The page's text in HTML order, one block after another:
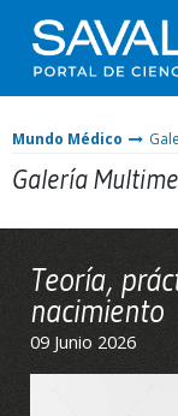
Mundo Médico
Galería
Teoría,
nacimiento
09 Junio 2026